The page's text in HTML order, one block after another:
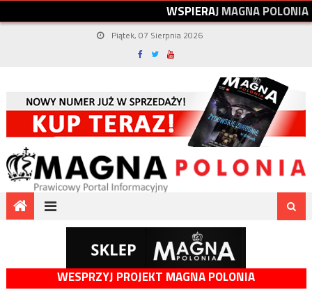
WSPIERAJMAGNAPOLONIA
Piątek, 07 Sierpnia 2026
WESPRZYJ PROJEKT MAGNA POLONIA